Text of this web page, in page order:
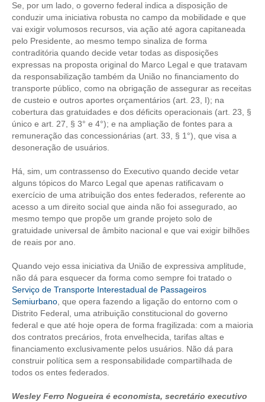
PUBLICIDADE
MANUAL DE REDAÇÃO
RELEASES
CONTATO
CADASTRO
ASSOCIE-SE
ATUALIZAÇÃO CADASTRAL
NÚCLEO JOVEM
Se, por um lado, o governo federal indica a disposição de
conduzir uma iniciativa robusta no campo da mobilidade e que
vai exigir volumosos recursos, via ação até agora capitaneada
pelo Presidente, ao mesmo tempo sinaliza de forma
contraditória quando decide vetar todas as disposições
expressas na proposta original do Marco Legal e que tratavam
da responsabilização também da União no financiamento do
transporte público, como na obrigação de assegurar as receitas
de custeio e outros aportes orçamentários (art. 23, I); na
cobertura das gratuidades e dos déficits operacionais (art. 23, §
único e art. 27, § 3° e 4°); e na ampliação de fontes para a
remuneração das concessionárias (art. 33, § 1°), que visa a
desoneração de usuários.
Há, sim, um contrassenso do Executivo quando decide vetar
alguns tópicos do Marco Legal que apenas ratificavam o
exercício de uma atribuição dos entes federados, referente ao
acesso a um direito social que ainda não foi assegurado, ao
mesmo tempo que propõe um grande projeto solo de
gratuidade universal de âmbito nacional e que vai exigir bilhões
de reais por ano.
Quando vejo essa iniciativa da União de expressiva amplitude,
não dá para esquecer da forma como sempre foi tratado o
Serviço de Transporte Interestadual de Passageiros
Semiurbano, que opera fazendo a ligação do entorno com o
Distrito Federal, uma atribuição constitucional do governo
federal e que até hoje opera de forma fragilizada: com a maioria
dos contratos precários, frota envelhecida, tarifas altas e
financiamento exclusivamente pelos usuários. Não dá para
construir política sem a responsabilidade compartilhada de
todos os entes federados.
Wesley Ferro Nogueira é economista, secretário executivo